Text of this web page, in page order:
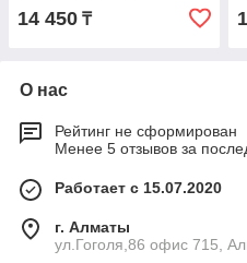
14 450 ₸
О нас
Рейтинг не сформирован
Менее 5 отзывов за
Работает с 15.07.2020
г. Алматы
ул.Гоголя,86 офис 715,